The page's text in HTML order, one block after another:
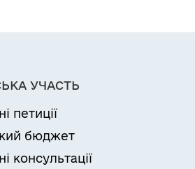
УЧАСТЬ
петиції
бюджет
консультації